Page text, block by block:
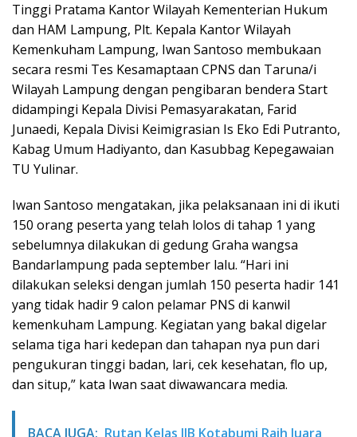
Tinggi Pratama Kantor Wilayah Kementerian Hukum
dan HAM Lampung, Plt. Kepala Kantor Wilayah
Kemenkuham Lampung, Iwan Santoso membukaan
secara resmi Tes Kesamaptaan CPNS dan Taruna/i
Wilayah Lampung dengan pengibaran bendera Start
didampingi Kepala Divisi Pemasyarakatan, Farid
Junaedi, Kepala Divisi Keimigrasian Is Eko Edi Putranto,
Kabag Umum Hadiyanto, dan Kasubbag Kepegawaian
TU Yulinar.
Iwan Santoso mengatakan, jika pelaksanaan ini di ikuti
150 orang peserta yang telah lolos di tahap 1 yang
sebelumnya dilakukan di gedung Graha wangsa
Bandarlampung pada september lalu. “Hari ini
dilakukan seleksi dengan jumlah 150 peserta hadir 141
yang tidak hadir 9 calon pelamar PNS di kanwil
kemenkuham Lampung. Kegiatan yang bakal digelar
selama tiga hari kedepan dan tahapan nya pun dari
pengukuran tinggi badan, lari, cek kesehatan, flo up,
dan situp,” kata Iwan saat diwawancara media.
BACA JUGA: Rutan Kelas IIB Kotabumi Raih Juara